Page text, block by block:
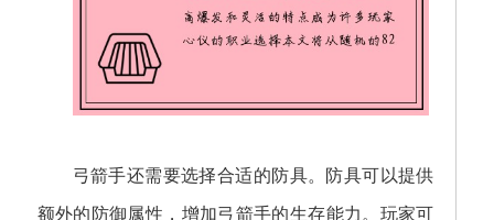
弓箭手还需要选择合适的防具。防具可以提供
额外的防御属性，增加弓箭手的生存能力。玩家可